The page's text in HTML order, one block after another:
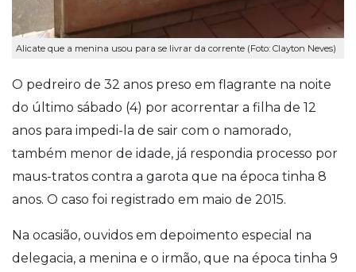
Alicate que a menina usou para se livrar da corrente (Foto: Clayton Neves)
O pedreiro de 32 anos preso em flagrante na noite
do último sábado (4) por acorrentar a filha de 12
anos para impedi-la de sair com o namorado,
também menor de idade, já respondia processo por
maus-tratos contra a garota que na época tinha 8
anos. O caso foi registrado em maio de 2015.
Na ocasião, ouvidos em depoimento especial na
delegacia, a menina e o irmão, que na época tinha 9